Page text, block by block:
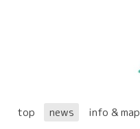
top news info & map